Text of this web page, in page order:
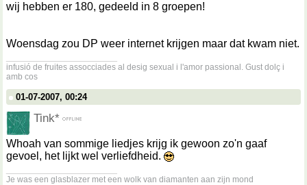
wij hebben er 180, gedeeld in 8 groepen!
Woensdag zou DP weer internet krijgen maar dat kwam niet.
infusió de fruites assocciades al desig sexual i l'amor passional. Gust dolç i
amb cos
01-07-2007, 00:24
Tink*
Whoah van sommige liedjes krijg ik gewoon zo'n gaaf
gevoel, het lijkt wel verliefdheid.
Je was een glasblazer met een wolk van diamanten aan zijn mond